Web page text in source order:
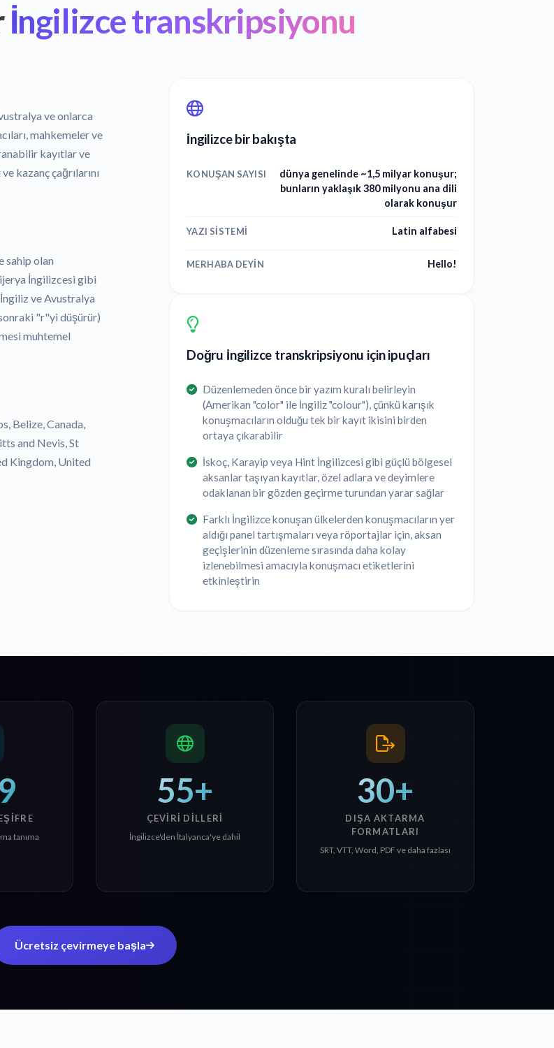
İngilizce transkripsiyonu
ve onlarca
mahkemeler ve
kayıtlar ve
kazanç çağrılarını
sahip olan
İngilizcesi gibi
ve Avustralya
"r"yi düşürür)
muhtemel
Belize, Canada,
and Nevis, St
Kingdom, United
İngilizce bir bakışta
KONUŞAN SAYISI
dünya genelinde ~1,5 milyar konuşur;
bunların yaklaşık 380 milyonu ana dili
olarak konuşur
YAZI SISTEMI Latin alfabesi
MERHABA DEYIN Hello!
Doğru İngilizce transkripsiyonu için ipuçları
Düzenlemeden önce bir yazım kuralı belirleyin
(Amerikan "color" ile İngiliz "colour"), çünkü karışık
konuşmacıların olduğu tek bir kayıt ikisini birden
ortaya çıkarabilir
İskoç, Karayip veya Hint İngilizcesi gibi güçlü bölgesel
aksanlar taşıyan kayıtlar, özel adlara ve deyimlere
odaklanan bir gözden geçirme turundan yarar sağlar
Farklı İngilizce konuşan ülkelerden konuşmacıların yer
aldığı panel tartışmaları veya röportajlar için, aksan
geçişlerinin düzenleme sırasında daha kolay
izlenebilmesi amacıyla konuşmacı etiketlerini
etkinleştirin
tanıma
55+
ÇEVIRI DILLERI
İngilizce'den İtalyanca'ye dahil
30+
DIŞA AKTARMA
FORMATLARI
SRT, VTT, Word, PDF ve daha fazlası
Ücretsiz çevirmeye başla